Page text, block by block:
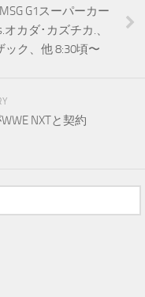
G1スーパーカー
カダ･カズチカ.、
ック、他 8:30頃〜
NXTと契約